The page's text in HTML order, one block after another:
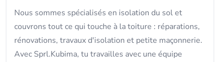
Nous sommes spécialisés en isolation du sol et
couvrons tout ce qui touche à la toiture : réparations,
rénovations, travaux d'isolation et petite maçonnerie.
Avec Sprl.Kubima, tu travailles avec une équipe